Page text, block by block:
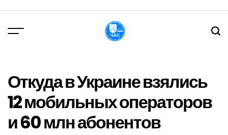
вмісту
Откуда в Украине взялись
12 мобильных операторов
и 60 млн абонентов